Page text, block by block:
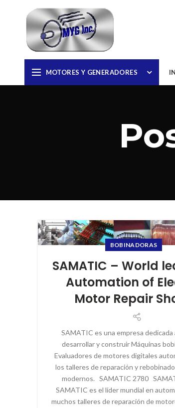
MOTORES Y GENERADORES
BOBINADORAS
SAMATIC – World
Automation of
Motor Repair
SAMATIC es una empresa dedicada
desarrollar y construir Máquinas
Evaluadores de motores digitales
los talleres de reparación y
modernos. SAMATIC 2780
SAMATIC es el líder mundial en
muchos talleres de reparación de